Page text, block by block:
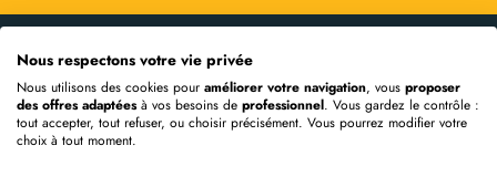
Informations
Mon Compte
Nous respectons votre vie privée
Nous utilisons des cookies pour améliorer votre navigation, vous proposer
des offres adaptéesà vos besoins de professionnel. Vous gardez le contrôle :
tout accepter, tout refuser, ou choisir précisément. Vous pourrez modifier votre
choix à tout moment.